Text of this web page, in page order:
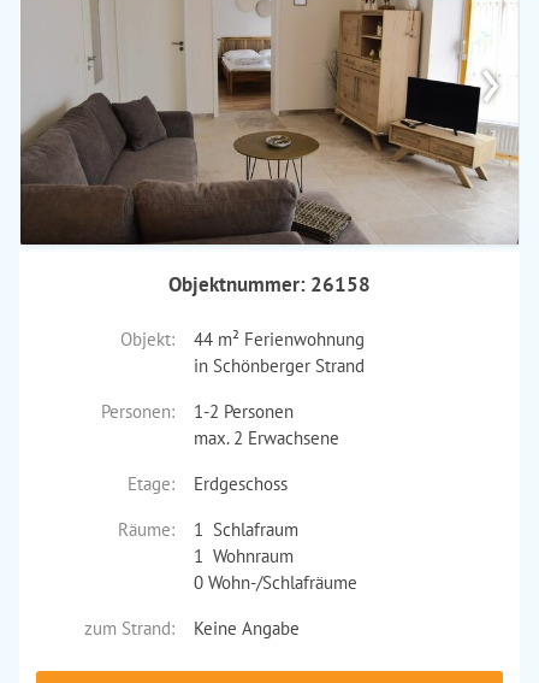
›
Objektnummer: 26158
Objekt:
44 m² Ferienwohnung
in Schönberger Strand
Personen:
1-2 Personen
max. 2 Erwachsene
Etage:
Erdgeschoss
Räume:
1 Schlafraum
1 Wohnraum
0 Wohn-/Schlafräume
zum Strand:
Keine Angabe